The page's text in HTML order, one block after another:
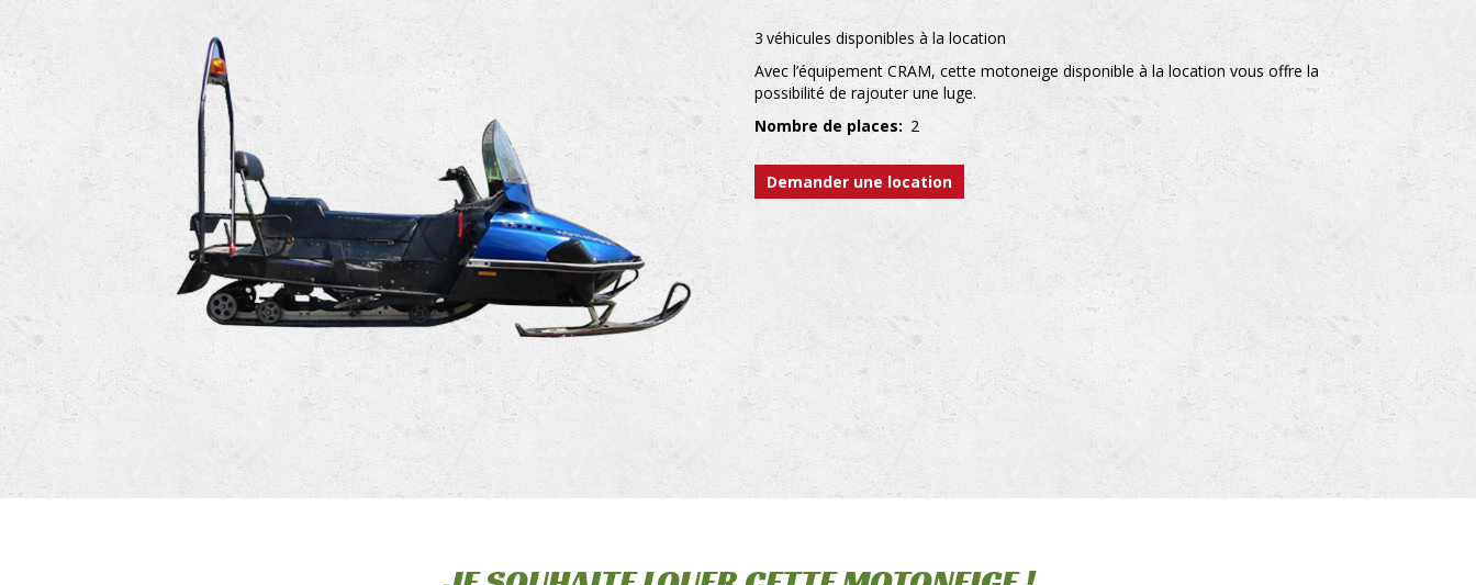
3 véhicules disponibles à la location
Avec l’équipement CRAM, cette motoneige disponible à la location vous offre la
possibilité de rajouter une luge.
Nombre de places
2
Demander une location